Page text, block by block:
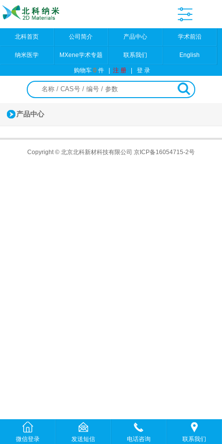
北科首页 公司简介 产品中心 学术前沿
纳米医学 MXene学术专题 联系我们 English
购物车0件 |注 册 |登 录
产品中心
Copyright © 北京北科新材科技有限公司 京ICP备16054715-2号
微信登录 发送短信 电话咨询 联系我们